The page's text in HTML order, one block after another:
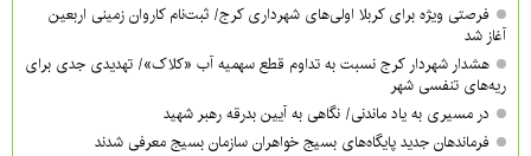
فرصتی ویژه برای کربلا اولی‌های شهرداری کرج/ ثبت‌نام کاروان زمینی اربعین
آغاز شد
هشدار شهردار کرج نسبت به تداوم قطع سهمیه آب «کلاک»/ تهدیدی جدی برای
ریه‌های تنفسی شهر
در مسیری به یاد ماندنی/ نگاهی به آیین بدرقه رهبر شهید
فرماندهان جدید پایگاه‌های بسیج خواهران سازمان بسیج معرفی شدند